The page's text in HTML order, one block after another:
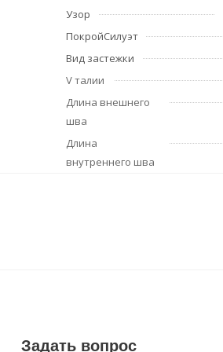
Узор
ПокройСилуэт
Вид застежки
V талии
Длина внешнего
шва
Длина
внутреннего шва
Задать вопрос